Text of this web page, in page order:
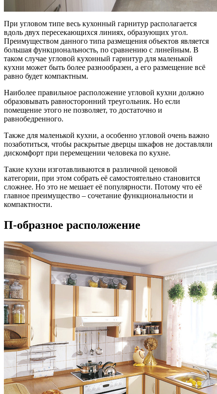
При угловом типе весь кухонный гарнитур располагается
вдоль двух пересекающихся линиях, образующих угол.
Преимуществом данного типа размещения объектов является
большая функциональность, по сравнению с линейным. В
таком случае угловой кухонный гарнитур для маленькой
кухни может быть более разнообразен, а его размещение всё
равно будет компактным.
Наиболее правильное расположение угловой кухни должно
образовывать равносторонний треугольник. Но если
помещение этого не позволяет, то достаточно и
равнобедренного.
Также для маленькой кухни, а особенно угловой очень важно
позаботиться, чтобы раскрытые дверцы шкафов не доставляли
дискомфорт при перемещении человека по кухне.
Такие кухни изготавливаются в различной ценовой
категории, при этом собрать её самостоятельно становится
сложнее. Но это не мешает её популярности. Потому что её
главное преимущество – сочетание функциональности и
компактности.
П-образное расположение